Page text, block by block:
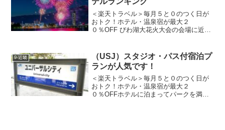
＜楽天トラベル＞毎月５と０のつく日が
おトク！ホテル・温泉宿が最大２
０％OFF びわ湖大花火大会の会場に近い
（金）19:30～20:30※小雨決行／荒天の
場...
9-近畿
（USJ）スタジオ・パス付宿泊プ
ランが人気です！
＜楽天トラベル＞毎月５と０のつく日が
おトク！ホテル・温泉宿が最大２
０％OFFホテルに泊まってパークを満喫